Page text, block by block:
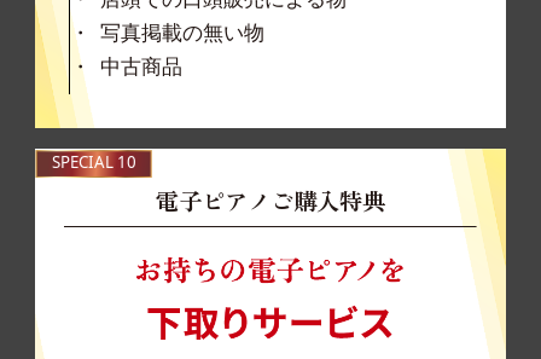
写真掲載の無い物
中古商品
SPECIAL 10
電子ピアノご購入特典